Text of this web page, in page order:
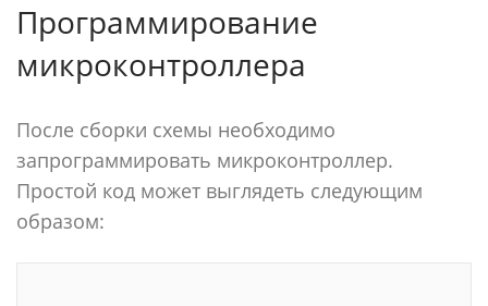
Программирование
микроконтроллера
После сборки схемы необходимо
запрограммировать микроконтроллер.
Простой код может выглядеть следующим
образом: